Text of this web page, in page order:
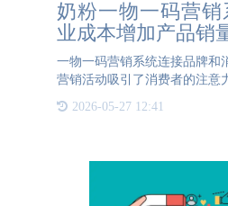
奶粉一物一码营
业成本增加产品销
一物一码营销系统连接品牌和
营销活动吸引了消费者的注意
本，增加企业产品销量。奶粉
2026-05-27 12:41